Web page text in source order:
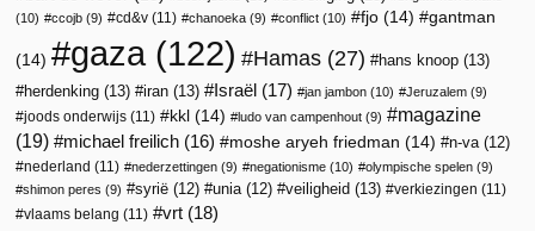
(10)
ccojb (9) cd&v (11) chanoeka (9) conflict (10) fjo (14) gantman
(14) gaza (122) Hamas (27) hans knoop (13)
herdenking (13) iran (13) Israël (17) jan jambon (10) Jeruzalem (9)
joods onderwijs (11) kkl (14) ludo van campenhout (9)
magazine
(19)
michael freilich (16) moshe aryeh friedman (14) n-va (12)
nederland (11) nederzettingen (9) negationisme (10) olympische spelen (9)
shimon peres (9) syrië (12) unia (12) veiligheid (13) verkiezingen (11)
vlaams belang (11) vrt (18)